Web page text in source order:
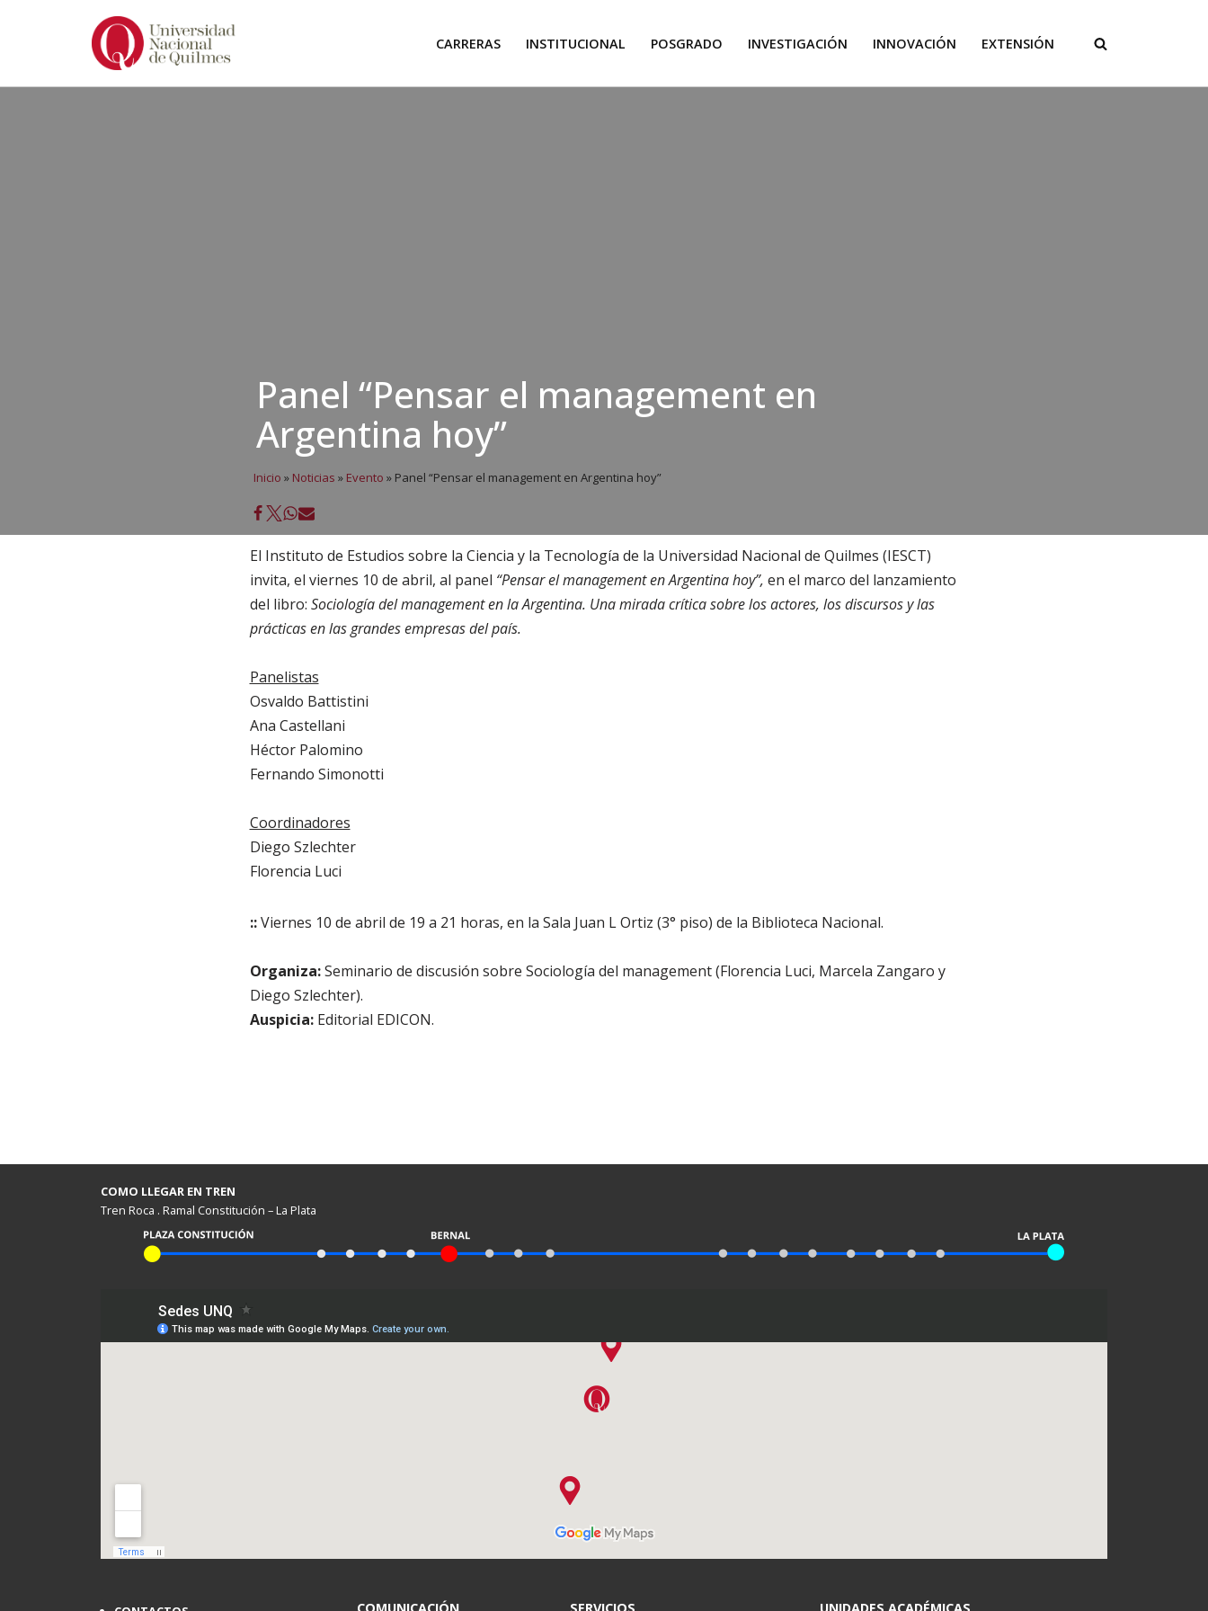
CARRERAS INSTITUCIONAL POSGRADO INVESTIGACIÓN INNOVACIÓN EXTENSIÓN
Panel “Pensar el management en
Argentina hoy”
Inicio » Noticias » Evento » Panel “Pensar el management en Argentina hoy”
El Instituto de Estudios sobre la Ciencia y la Tecnología de la Universidad Nacional de Quilmes (IESCT)
invita, el viernes 10 de abril, al panel “Pensar el management en Argentina hoy”, en el marco del lanzamiento
del libro: Sociología del management en la Argentina. Una mirada crítica sobre los actores, los discursos y las
prácticas en las grandes empresas del país.
Panelistas
Osvaldo Battistini
Ana Castellani
Héctor Palomino
Fernando Simonotti
Coordinadores
Diego Szlechter
Florencia Luci
::Viernes 10 de abril de 19 a 21 horas, en la Sala Juan L Ortiz (3° piso) de la Biblioteca Nacional.
Organiza:Seminario de discusión sobre Sociología del management (Florencia Luci, Marcela Zangaro y
Diego Szlechter).
Auspicia: Editorial EDICON.
COMO LLEGAR EN TREN
Tren Roca . Ramal Constitución – La Plata